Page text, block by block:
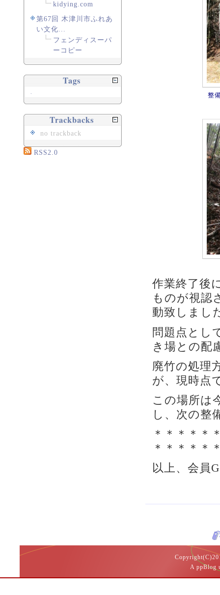
整
作業終了後
ものが視認
動致しまし
問題点とし
き場との配
廃竹の処理
が、現時点
この場所は
し、次の整
＊＊＊＊＊
＊＊＊＊＊
以上、会員
kidying.com
第67回 木津川市ふれあ
い文化...
フェンディスーパ
ーコピー
Tags
Trackbacks
no trackback
RSS2.0
A ppBlog